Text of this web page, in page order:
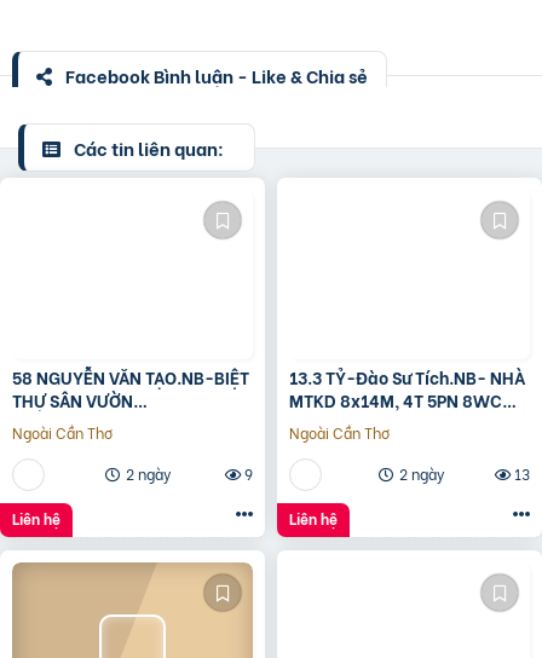
Facebook Bình luận - Like & Chia sẻ
Các tin liên quan:
58 NGUYỄN VĂN TẠO.NB-BIỆT
THỰ SÂN VƯỜN
260M2[11x24M]-12.8 TỶ
Ngoài Cần Thơ
2 ngày
9
Liên hệ
13.3 TỶ-Đào Sư Tích.NB- NHÀ
MTKD 8x14M, 4T 5PN 8WC
FULL NỘI THẤT GỖ ĐỎ
Ngoài Cần Thơ
2 ngày
13
Liên hệ